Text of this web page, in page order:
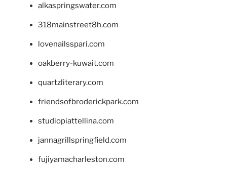
alkaspringswater.com
318mainstreet8h.com
lovenailsspari.com
oakberry-kuwait.com
quartzliterary.com
friendsofbroderickpark.com
studiopiattellina.com
jannagrillspringfield.com
fujiyamacharleston.com